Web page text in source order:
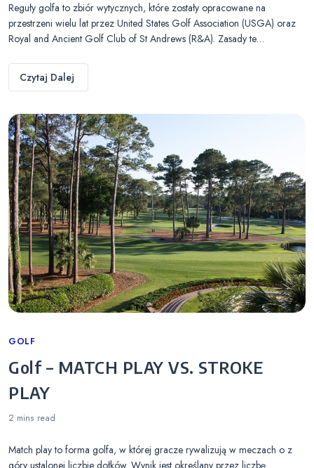
Reguły golfa to zbiór wytycznych, które zostały opracowane na
przestrzeni wielu lat przez United States Golf Association (USGA) oraz
Royal and Ancient Golf Club of St Andrews (R&A). Zasady te…
Czytaj Dalej
Categories
GOLF
Golf – MATCH PLAY VS. STROKE
PLAY
2 mins read
Match play to forma golfa, w której gracze rywalizują w meczach o z
góry ustalonej liczbie dołków. Wynik jest określany przez liczbę